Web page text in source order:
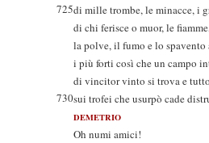
725di mille trombe, le minacce, i
di chi ferisce o muor, le
la polve, il fumo e lo spavento
i più forti così che un campo
di vincitor vinto si trova e tutto
730sui trofei che usurpò cade
DEMETRIO
Oh numi amici!